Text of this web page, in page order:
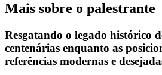
Mais sobre o palestrante
Resgatando o legado histórico
centenárias enquanto as
referências modernas e